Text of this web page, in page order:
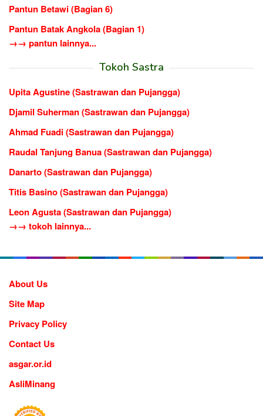
Pantun Betawi (Bagian 6)
Pantun Batak Angkola (Bagian 1)
→→ pantun lainnya...
Tokoh Sastra
Upita Agustine (Sastrawan dan Pujangga)
Djamil Suherman (Sastrawan dan Pujangga)
Ahmad Fuadi (Sastrawan dan Pujangga)
Raudal Tanjung Banua (Sastrawan dan Pujangga)
Danarto (Sastrawan dan Pujangga)
Titis Basino (Sastrawan dan Pujangga)
Leon Agusta (Sastrawan dan Pujangga)
→→ tokoh lainnya...
About Us
Site Map
Privacy Policy
Contact Us
asgar.or.id
AsliMinang